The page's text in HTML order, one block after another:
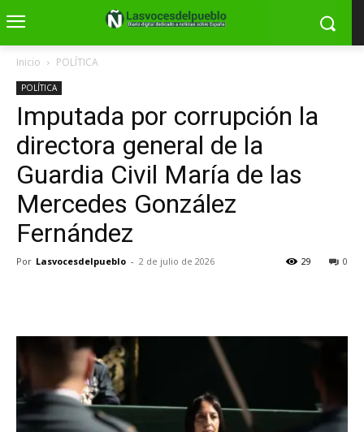
Inicio POLÍTICA
POLÍTICA
Imputada por corrupción la
directora general de la
Guardia Civil María de las
Mercedes González
Fernández
Por Lasvocesdelpueblo - 2 de julio de 2026 0
29